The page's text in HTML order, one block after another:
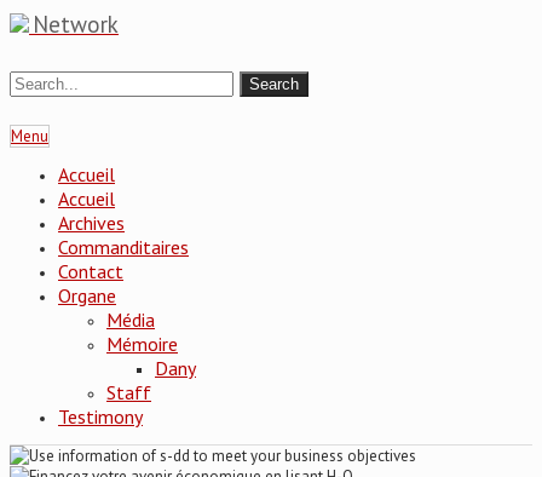
Network
Menu
Accueil
Accueil
Archives
Commanditaires
Contact
Organe
Média
Mémoire
Dany
Staff
Testimony